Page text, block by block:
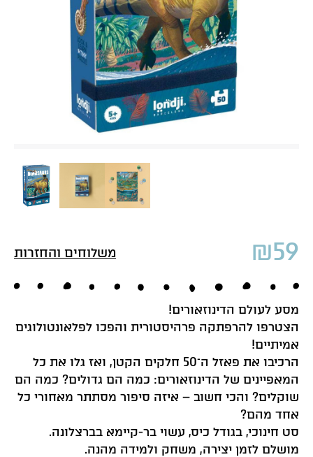
₪59 משלוחים והחזרות
מסע לעולם הדינוזאורים!
הצטרפו להרפתקה פרהיסטורית והפכו לפלאונטולוגים
אמיתיים!
הרכיבו את פאזל ה־50 חלקים הקטן, ואז גלו את כל
המאפיינים של הדינוזאורים: כמה הם גדולים? כמה הם
שוקלים? והכי חשוב – איזה סיפור מסתתר מאחורי כל
אחד מהם?
סט חינוכי, בגודל כיס, עשוי בר-קיימא בברצלונה.
מושלם לזמן יצירה, משחק ולמידה מהנה.